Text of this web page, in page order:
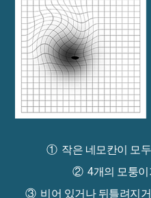
① 작은 네모칸이 모
② 4개의 모퉁
③ 비어 있거나 뒤틀려지